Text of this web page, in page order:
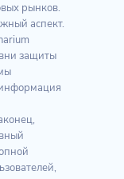
рынков.
аспект.
защиты